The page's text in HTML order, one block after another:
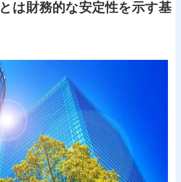
は財務的な安定性を示す基